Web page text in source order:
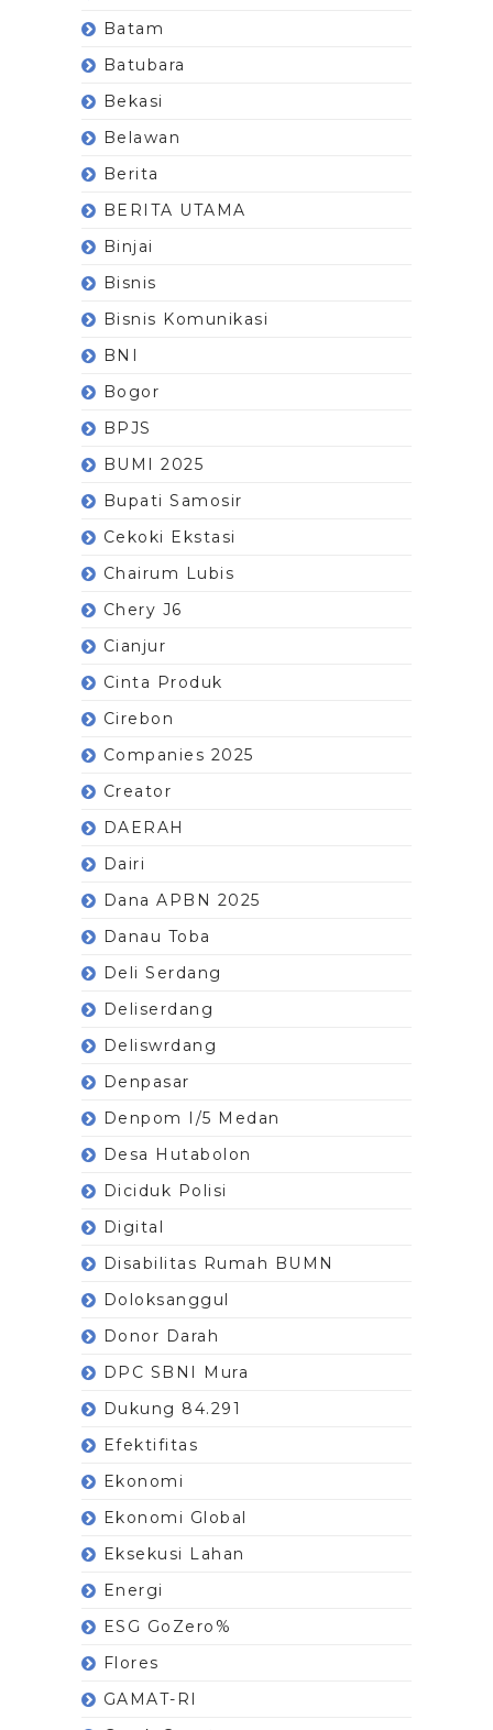
Batam
Batubara
Bekasi
Belawan
Berita
BERITA UTAMA
Binjai
Bisnis
Bisnis Komunikasi
BNI
Bogor
BPJS
BUMI 2025
Bupati Samosir
Cekoki Ekstasi
Chairum Lubis
Chery J6
Cianjur
Cinta Produk
Cirebon
Companies 2025
Creator
DAERAH
Dairi
Dana APBN 2025
Danau Toba
Deli Serdang
Deliserdang
Deliswrdang
Denpasar
Denpom I/5 Medan
Desa Hutabolon
Diciduk Polisi
Digital
Disabilitas Rumah BUMN
Doloksanggul
Donor Darah
DPC SBNI Mura
Dukung 84.291
Efektifitas
Ekonomi
Ekonomi Global
Eksekusi Lahan
Energi
ESG GoZero%
Flores
GAMAT-RI